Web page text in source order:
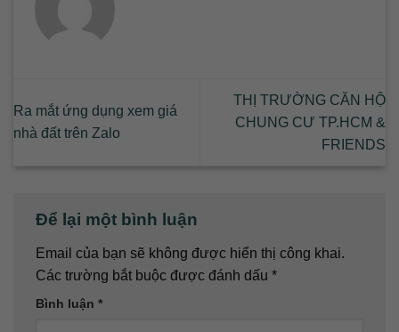
Ra mắt ứng dụng xem giá
nhà đất trên Zalo
THỊ TRƯỜNG CĂN HỘ
CHUNG CƯ TP.HCM &
FRIENDS
Để lại một bình luận
Email của bạn sẽ không được hiển thị công khai.
Các trường bắt buộc được đánh dấu *
Bình luận *